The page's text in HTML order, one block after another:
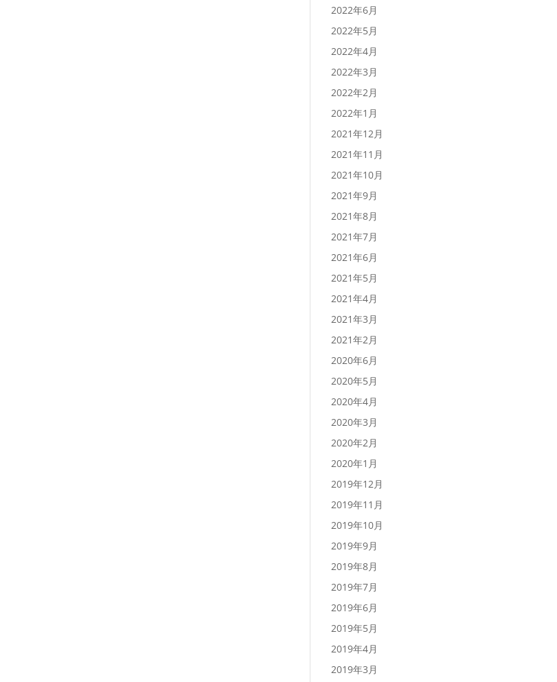
2022年6月
2022年5月
2022年4月
2022年3月
2022年2月
2022年1月
2021年12月
2021年11月
2021年10月
2021年9月
2021年8月
2021年7月
2021年6月
2021年5月
2021年4月
2021年3月
2021年2月
2020年6月
2020年5月
2020年4月
2020年3月
2020年2月
2020年1月
2019年12月
2019年11月
2019年10月
2019年9月
2019年8月
2019年7月
2019年6月
2019年5月
2019年4月
2019年3月